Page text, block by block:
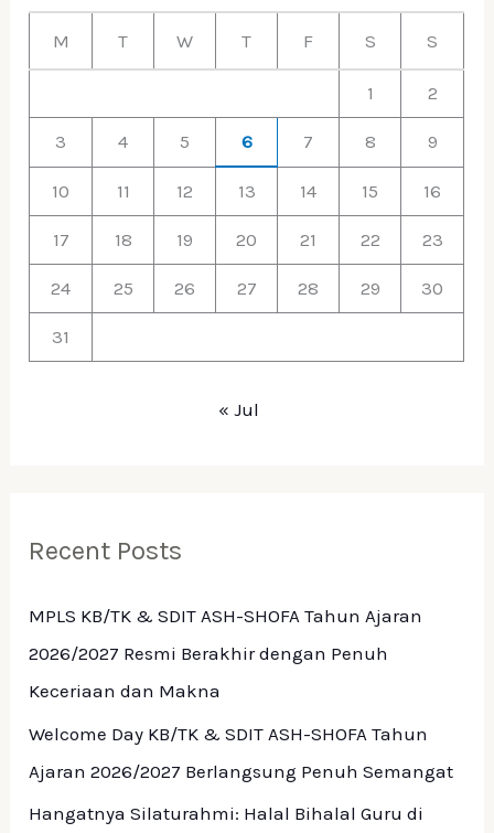
f
M T W T F S S
1 2
3 4 5 6 7 8 9
10 11 12 13 14 15 16
17 18 19 20 21 22 23
24 25 26 27 28 29 30
31
« Jul
Recent Posts
MPLS KB/TK & SDIT ASH-SHOFA Tahun Ajaran
2026/2027 Resmi Berakhir dengan Penuh
Keceriaan dan Makna
Welcome Day KB/TK & SDIT ASH-SHOFA Tahun
Ajaran 2026/2027 Berlangsung Penuh Semangat
Hangatnya Silaturahmi: Halal Bihalal Guru di